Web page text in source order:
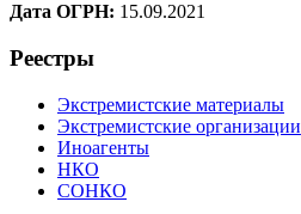
Дата ОГРН: 15.09.2021
Реестры
Экстремистские материалы
Экстремистские организации
Иноагенты
НКО
СОНКО